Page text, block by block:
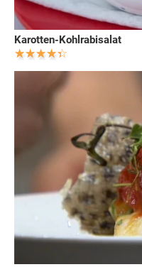
Karotten-Kohlrabisalat